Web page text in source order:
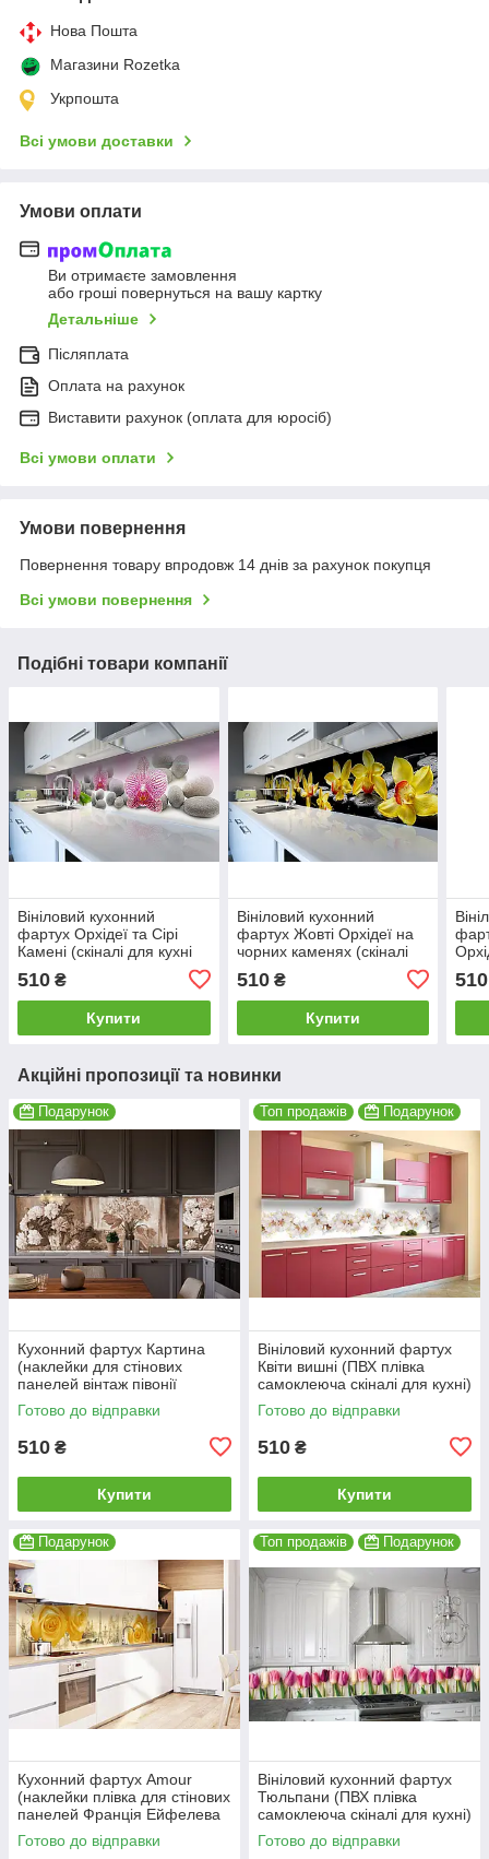
Нова Пошта
Магазини Rozetka
Укрпошта
Всі умови доставки
Умови оплати
Ви отримаєте замовлення
або гроші повернуться на вашу картку
Детальніше
Післяплата
Оплата на рахунок
Виставити рахунок (оплата для юросіб)
Всі умови оплати
Умови повернення
Повернення товару впродовж 14 днів за рахунок покупця
Всі умови повернення
Подібні товари компанії
Вініловий кухонний
фартух Орхідеї та Сірі
Камені (скіналі для кухні
Рожевий 600*2000 мм
510 ₴
Купити
Вініловий кухонний
фартух Жовті Орхідеї на
чорних каменях (скіналі
для кухні наклейка ПВХ)
Квіти 600*2000 мм
510₴
Купити
510
Акційні пропозиції та новинки
Подарунок
Кухонний фартух Картина
(наклейки для стінових
панелей вінтаж півонії
троянди букети чорно-білий)
600*2000 мм
Готово до відправки
510 ₴
Купити
Топ продажів Подарунок
Вініловий кухонний фартух
Квіти вишні (ПВХ плівка
самоклеюча скіналі для кухні)
600*2000 мм
Готово до відправки
510 ₴
Купити
Подарунок
Кухонний фартух Amour
(наклейки плівка для стінових
панелей Франція Ейфелева
вежа тістечко Лувр) 600*2000
мм
Готово до відправки
Топ продажів Подарунок
Вініловий кухонний фартух
Тюльпани (ПВХ плівка
самоклеюча скіналі для кухні)
600*2000 мм
Готово до відправки